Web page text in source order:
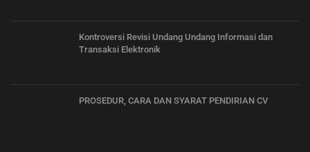
Kontroversi Revisi Undang Undang Informasi dan
Transaksi Elektronik
PROSEDUR, CARA DAN SYARAT PENDIRIAN CV